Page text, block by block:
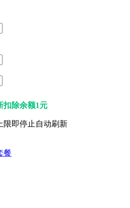
扣除余额1元
限即停止自动刷新
餐